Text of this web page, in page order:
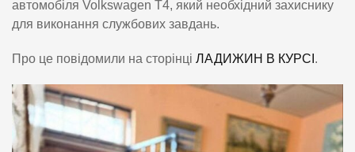
автомобіля Volkswagen Т4, який необхідний захиснику
для виконання службових завдань.
Про це повідомили на сторінці ЛАДИЖИН В КУРСІ .